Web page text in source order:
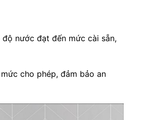
nước đạt đến mức cài sẵn,
cho phép, đảm bảo an